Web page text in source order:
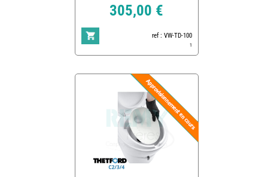
305,00 €
ref : VW-TD-100
1